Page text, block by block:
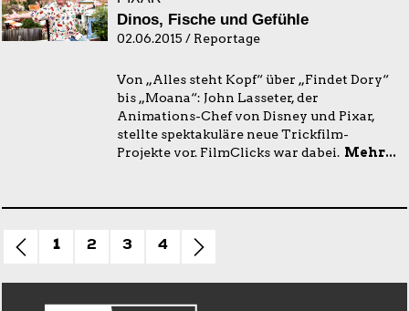
Dinos, Fische und Gefühle
02.06.2015 / Reportage
Von „Alles steht Kopf“ über „Findet Dory“
bis „Moana“: John Lasseter, der
Animations-Chef von Disney und Pixar,
stellte spektakuläre neue Trickfilm-
Projekte vor. FilmClicks war dabei. Mehr...
1 2 3 4